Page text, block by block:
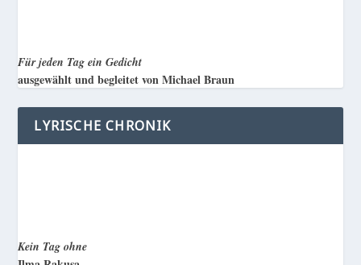
Für jeden Tag ein Gedicht
ausgewählt und begleitet von Michael Braun
LYRISCHE CHRONIK
Kein Tag ohne